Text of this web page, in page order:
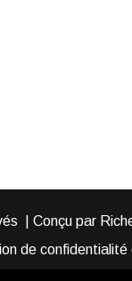
| Conçu par
de confidentialité